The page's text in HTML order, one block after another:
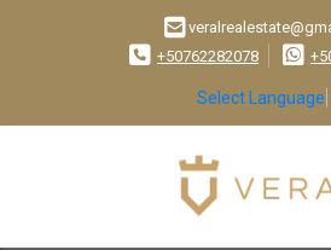
+50762282078
Select Language